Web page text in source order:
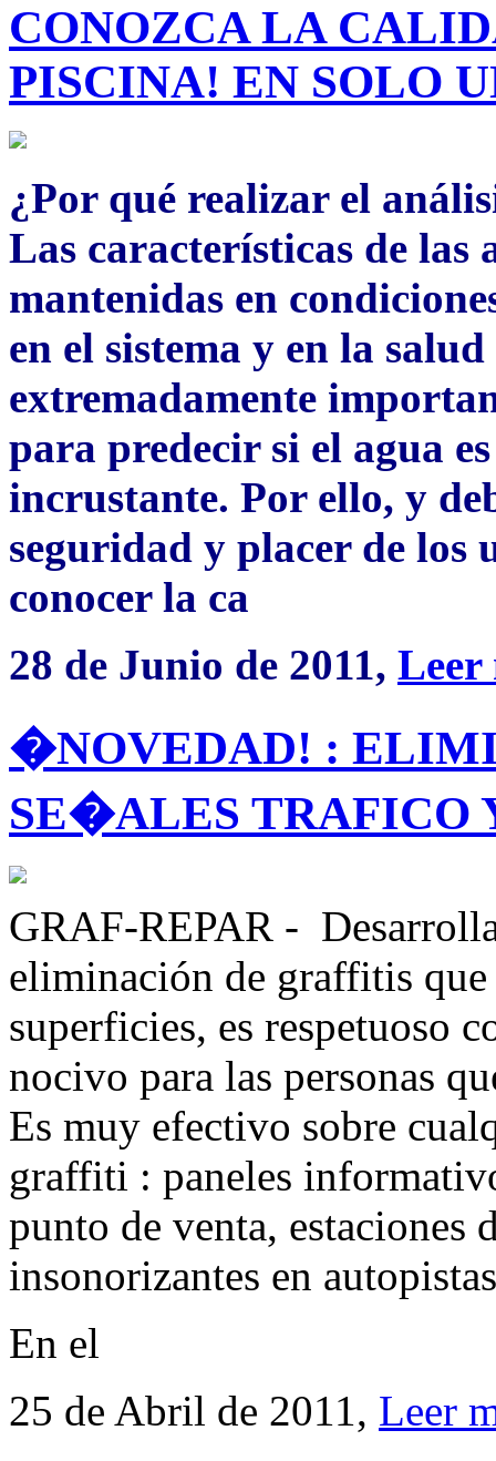
CONOZCA LA
PISCINA! EN SOLO
¿Por qué realizar el
Las características de las
mantenidas en
en el sistema y en la
extremadamente
para predecir si el agua
incrustante. Por ello, y
seguridad y placer de los
conocer la ca
28 de Junio de 2011, Leer
�NOVEDAD! :
SE�ALES TRAFICO
GRAF-REPAR -
eliminación de graffitis que
superficies, es respetuoso
nocivo para las personas
Es muy efectivo sobre
graffiti : paneles
punto de venta, estaciones
insonorizantes en
En el
25 de Abril de 2011, Leer